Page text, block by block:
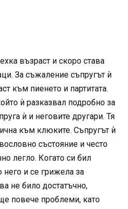
възраст и скоро става
За съжаление съпругът ѝ
към пиенето и партитата.
ѝ разказвал подробно за
ѝ и неговите другари. Тя
към клюките. Съпругът ѝ
състояние и често
легло. Когато си бил
и се грижела за
не било достатъчно,
повече проблеми, като